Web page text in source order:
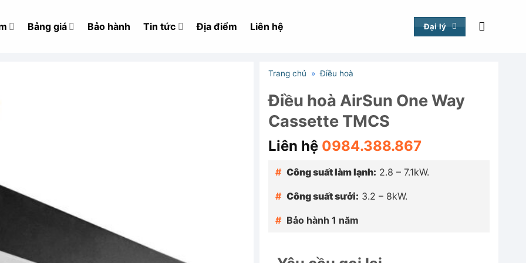
Bảng giá Bảo hành Tin tức Địa điểm Liên hệ Đại lý
Trang chủ » Điều hoà
Điều hoà AirSun One Way
Cassette TMCS
Liên hệ 0984.388.867
Công suất làm lạnh: 2.8 – 7.1kW.
Công suất sưởi: 3.2 – 8kW.
Bảo hành 1 năm